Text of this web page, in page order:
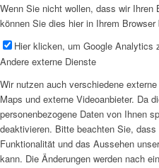
Wenn Sie nicht wollen, dass wir
können Sie dies hier in Ihrem Browser
Hier klicken, um Google Analytics
Andere externe Dienste
Wir nutzen auch verschiedene
Maps und externe Videoanbieter. Da
personenbezogene Daten von Ihnen
deaktivieren. Bitte beachten Sie,
Funktionalität und das Aussehen
kann. Die Änderungen werden nach